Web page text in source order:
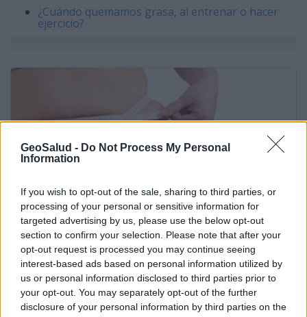
GeoSalud - Do Not Process My Personal
Information
If you wish to opt-out of the sale, sharing to third parties, or
processing of your personal or sensitive information for
targeted advertising by us, please use the below opt-out
section to confirm your selection. Please note that after your
opt-out request is processed you may continue seeing
interest-based ads based on personal information utilized by
us or personal information disclosed to third parties prior to
your opt-out. You may separately opt-out of the further
disclosure of your personal information by third parties on the
¿Cuándo quemamos grasa, al entrenar o hacer
ejercicio?
Todo sobre los triglicéridos altos